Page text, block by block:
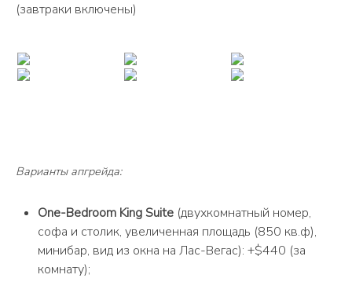
(завтраки включены)
Варианты апгрейда:
One-Bedroom King Suite (двухкомнатный номер,
софа и столик, увеличенная площадь (850 кв.ф),
минибар, вид из окна на Лас-Вегас): +$440 (за
комнату);